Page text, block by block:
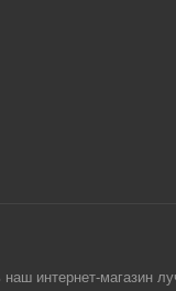
интернет-магазин